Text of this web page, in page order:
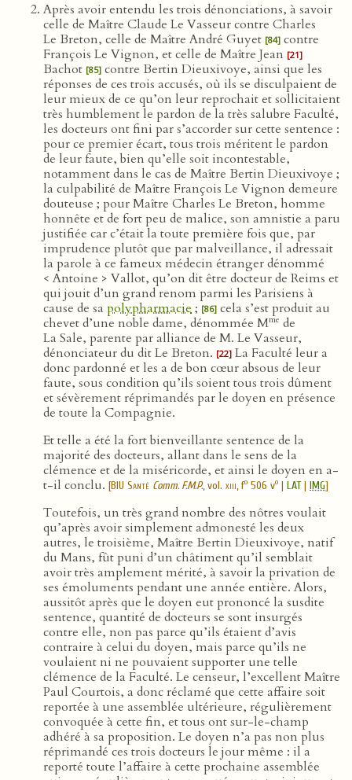
Après avoir entendu les trois dénonciations, à savoir
celle de Maître Claude Le Vasseur contre Charles
Le Breton, celle de Maître André Guyet [84] contre
François Le Vignon, et celle de Maître Jean [21]
Bachot [85] contre Bertin Dieuxivoye, ainsi que les
réponses de ces trois accusés, où ils se disculpaient de
leur mieux de ce qu’on leur reprochait et sollicitaient
très humblement le pardon de la très salubre Faculté,
les docteurs ont fini par s’accorder sur cette sentence :
pour ce premier écart, tous trois méritent le pardon
de leur faute, bien qu’elle soit incontestable,
notamment dans le cas de Maître Bertin Dieuxivoye ;
la culpabilité de Maître François Le Vignon demeure
douteuse ; pour Maître Charles Le Breton, homme
honnête et de fort peu de malice, son amnistie a paru
justifiée car c’était la toute première fois que, par
imprudence plutôt que par malveillance, il adressait
la parole à ce fameux médecin étranger dénommé
< Antoine > Vallot, qu’on dit être docteur de Reims et
qui jouit d’un grand renom parmi les Parisiens à
cause de sa polypharmacie; [86] cela s’est produit au
chevet d’une noble dame, dénommée Mme de
La Sale, parente par alliance de M. Le Vasseur,
dénonciateur du dit Le Breton. [22] La Faculté leur a
donc pardonné et les a de bon cœur absous de leur
faute, sous condition qu’ils soient tous trois dûment
et sévèrement réprimandés par le doyen en présence
de toute la Compagnie.
Et telle a été la fort bienveillante sentence de la
majorité des docteurs, allant dans le sens de la
clémence et de la miséricorde, et ainsi le doyen en a-
t-il conclu. [BIU Santé Comm. F.M.P., vol. xiii, fo 506 vo | LAT| IMG]
Toutefois, un très grand nombre des nôtres voulait
qu’après avoir simplement admonesté les deux
autres, le troisième, Maître Bertin Dieuxivoye, natif
du Mans, fût puni d’un châtiment qu’il semblait
avoir très amplement mérité, à savoir la privation de
ses émoluments pendant une année entière. Alors,
aussitôt après que le doyen eut prononcé la susdite
sentence, quantité de docteurs se sont insurgés
contre elle, non pas parce qu’ils étaient d’avis
contraire à celui du doyen, mais parce qu’ils ne
voulaient ni ne pouvaient supporter une telle
clémence de la Faculté. Le censeur, l’excellent Maître
Paul Courtois, a donc réclamé que cette affaire soit
reportée à une assemblée ultérieure, régulièrement
convoquée à cette fin, et tous ont sur-le-champ
adhéré à sa proposition. Le doyen n’a pas non plus
réprimandé ces trois docteurs le jour même : il a
reporté toute l’affaire à cette prochaine assemblée